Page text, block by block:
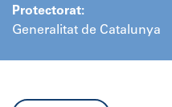
Protectorat:
Generalitat de Catalunya